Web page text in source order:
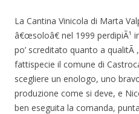
La Cantina Vinicola di Marta
â€œsoloâ€ nel 1999 perdipiÃ¹
po’ screditato quanto a qualitÃ
fattispecie il comune di
scegliere un enologo, uno
produzione come si deve, e
ben eseguita la comanda,